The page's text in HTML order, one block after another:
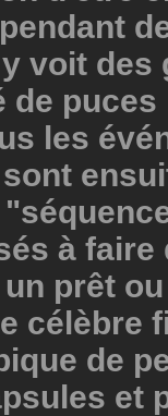
voit des
de
les
à faire
prêt
célèbre
de
et